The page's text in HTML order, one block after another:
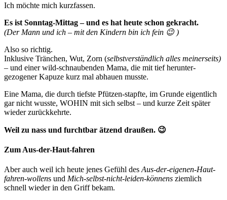
Ich möchte mich kurzfassen.
Es ist Sonntag-Mittag – und es hat heute schon gekracht.
(Der Mann und ich – mit den Kindern bin ich fein 😉 )
Also so richtig.
Inklusive Tränchen, Wut, Zorn (selbstverständlich alles meinerseits)
– und einer wild-schnaubenden Mama, die mit tief herunter-
gezogener Kapuze kurz mal abhauen musste.
Eine Mama, die durch tiefste Pfützen-stapfte, im Grunde eigentlich
gar nicht wusste, WOHIN mit sich selbst – und kurze Zeit später
wieder zurückkehrte.
Weil zu nass und furchtbar ätzend draußen. 😉
Zum Aus-der-Haut-fahren
Aber auch weil ich heute jenes Gefühl des Aus-der-eigenen-Haut-
fahren-wollens und Mich-selbst-nicht-leiden-könnens ziemlich
schnell wieder in den Griff bekam.